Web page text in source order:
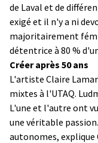
de Laval et de
exigé et il n'y a ni
majoritairement
détentrice à 80 %
Créer après 50 ans
L'artiste Claire
mixtes à l'UTAQ.
L'une et l'autre ont
une véritable
autonomes, explique